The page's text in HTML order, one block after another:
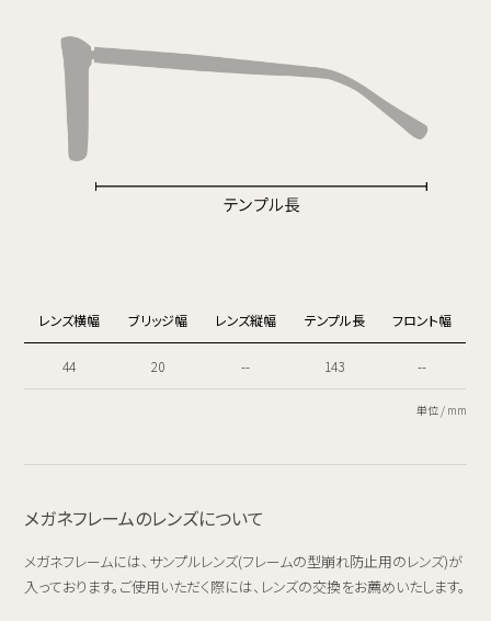
レンズ横幅 ブリッジ幅 レンズ縦幅 テンプル長 フロント幅
44 20 -- 143 --
単位 / mm
メガネフレームのレンズについて
メガネフレームには、サンプルレンズ(フレームの型崩れ防止用のレンズ)が
入っております。ご使用いただく際には、レンズの交換をお薦めいたします。